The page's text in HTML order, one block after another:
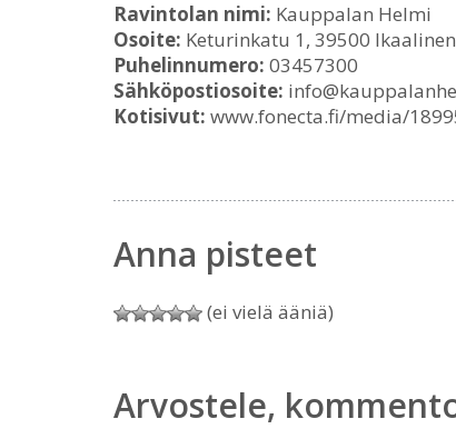
Ravintolan nimi: Kauppalan Helmi
Osoite: Keturinkatu 1, 39500 Ikaalinen
Puhelinnumero: 03457300
Sähköpostiosoite:
Kotisivut: www.fonecta.fi/media/
Anna pisteet
(ei vielä ääniä)
Arvostele,